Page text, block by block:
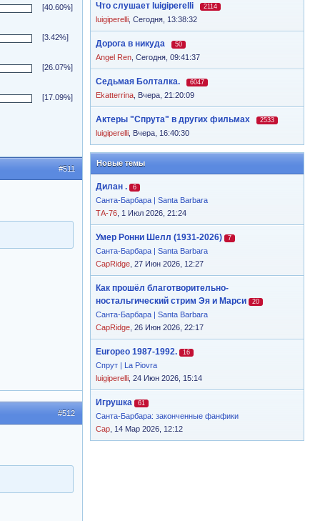
Что слушает luigiperelli 2114
luigiperelli Сегодня, 13:38:32
Дорога в никуда 50
Angel Ren Сегодня, 09:41:37
Седьмая Болталка. 6047
Ekatterrina Вчера, 21:20:09
Актеры "Спрута" в других фильмах 2533
luigiperelli Вчера, 16:40:30
Новые темы
Дилан . 6
Санта-Барбара | Santa Barbara
ТА-76 , 1 Июл 2026, 21:24
Умер Ронни Шелл (1931-2026) 7
Санта-Барбара | Santa Barbara
CapRidge , 27 Июн 2026, 12:27
Как прошёл благотворительно-
ностальгический стрим Эя и Марси
20
Санта-Барбара | Santa Barbara
CapRidge , 26 Июн 2026, 22:17
Europeo 1987-1992. 16
Спрут | La Piovra
luigiperelli , 24 Июн 2026, 15:14
Игрушка 61
Санта-Барбара: законченные фанфики
Cap , 14 Мар 2026, 12:12
[40.60%]
[3.42%]
[26.07%]
[17.09%]
#511
#512